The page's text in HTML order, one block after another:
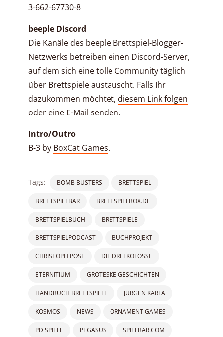
3-662-67730-8
beeple Discord
Die Kanäle des beeple Brettspiel-Blogger-
Netzwerks betreiben einen Discord-Server,
auf dem sich eine tolle Community täglich
über Brettspiele austauscht. Falls Ihr
dazukommen möchtet, diesem Link folgen
oder eine E-Mail senden.
Intro/Outro
B-3 by BoxCat Games.
Tags: BOMB BUSTERS BRETTSPIEL
BRETTSPIELBAR BRETTSPIELBOX.DE
BRETTSPIELBUCH BRETTSPIELE
BRETTSPIELPODCAST BUCHPROJEKT
CHRISTOPH POST DIE DREI KOLOSSE
ETERNITIUM GROTESKE GESCHICHTEN
HANDBUCH BRETTSPIELE JÜRGEN KARLA
KOSMOS NEWS ORNAMENT GAMES
PD SPIELE PEGASUS SPIELBAR.COM